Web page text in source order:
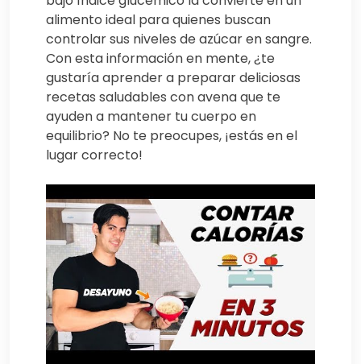
alimento ideal para quienes buscan
controlar sus niveles de azúcar en sangre.
Con esta información en mente, ¿te
gustaría aprender a preparar deliciosas
recetas saludables con avena que te
ayuden a mantener tu cuerpo en
equilibrio? No te preocupes, ¡estás en el
lugar correcto!